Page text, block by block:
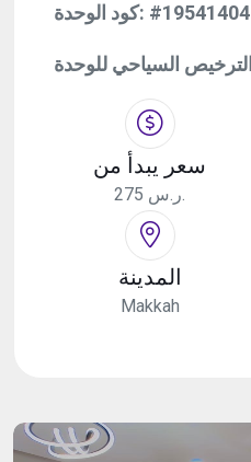
كود الوحدة: #19541404
سعر يبدأ من
275 ر.س.
المدينة
Makkah